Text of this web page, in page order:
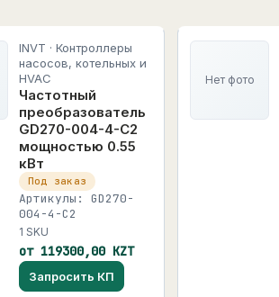
INVT · Контроллеры
насосов, котельных и
HVAC
Частотный
преобразователь
GD270-004-4-C2
мощностью 0.55
кВт
Под заказ
Артикулы: GD270-
004-4-C2
1 SKU
от 119300,00 KZT
Запросить КП
Нет фото